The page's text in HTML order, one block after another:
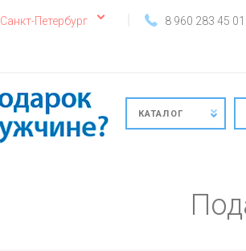
Санкт-Петербург 8 960 283 45 01
КАТАЛОГ